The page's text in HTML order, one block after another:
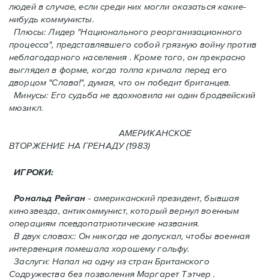
людей в случаe, если среди них могли оказаться какие-
нибудь коммунисты.
Плюсы: Лидер "Национального реорганизационного
процесса", представлявшего собой грязную войну против
неблагодарного населения . Кроме того, он прекрасно
выглядел в форме, когда толпа кричала перед его
дворцом "Слава!", думая, что он победит британцев.
Минусы: Его судьба не вдохновила ни один бродвейский
мюзикл.
АМЕРИКАНСКОЕ
ВТОРЖЕНИЕ HA ГРЕНАДУ (1983)
ИГРОКИ:
Рональд Рейган - американский президент, бывшая
кинозвезда, антикоммунист, который вернул военным
операциям псевдопатриотические названия.
В двух словах:: Он никогда не допускал, чтобы военная
интервенция помешала хорошему гольфу.
Заслуги: Напал на одну из стран Британского
Содружества без позволения Mаргарет Тэтчер .